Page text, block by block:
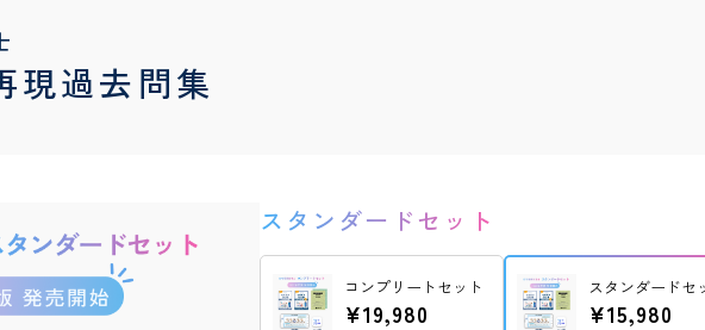
現過去問集
スタンダードセット
コンプリートセット
¥19,980
スタンダードセ
¥15,980